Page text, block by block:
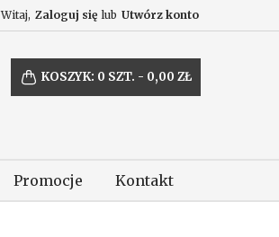
Witaj, Zaloguj się lub Utwórz konto
KOSZYK: 0 SZT. - 0,00 ZŁ
Promocje Kontakt